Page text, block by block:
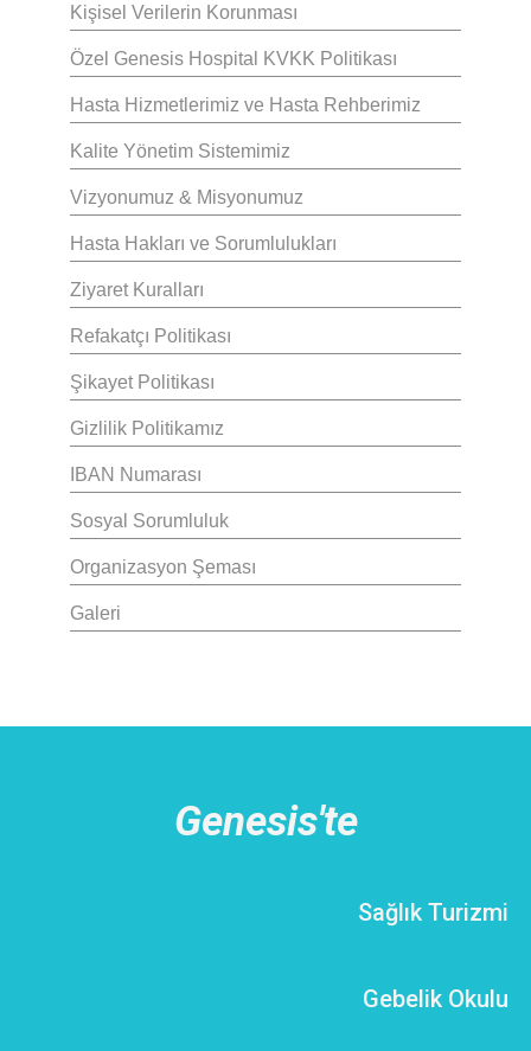
Kişisel Verilerin Korunması
Özel Genesis Hospital KVKK Politikası
Hasta Hizmetlerimiz ve Hasta Rehberimiz
Kalite Yönetim Sistemimiz
Vizyonumuz & Misyonumuz
Hasta Hakları ve Sorumlulukları
Ziyaret Kuralları
Refakatçı Politikası
Şikayet Politikası
Gizlilik Politikamız
IBAN Numarası
Sosyal Sorumluluk
Organizasyon Şeması
Galeri
Genesis'te
Sağlık Turizmi
Gebelik Okulu